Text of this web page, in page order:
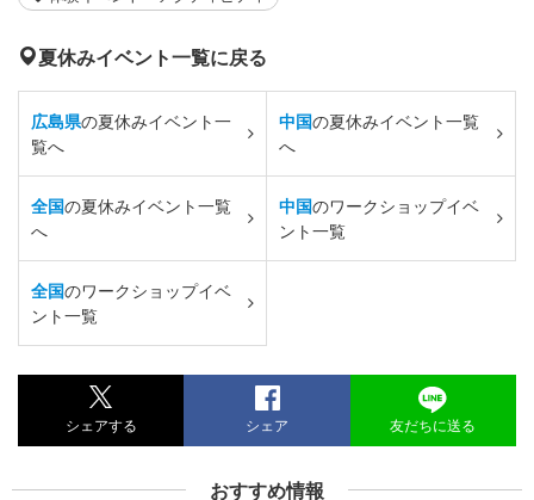
夏休みイベント一覧に戻る
広島県の夏休みイベント一
覧へ
中国の夏休みイベント一覧
へ
全国の夏休みイベント一覧
へ
中国のワークショップイベ
ント一覧
全国のワークショップイベ
ント一覧
シェアする シェア 友だちに送る
おすすめ情報